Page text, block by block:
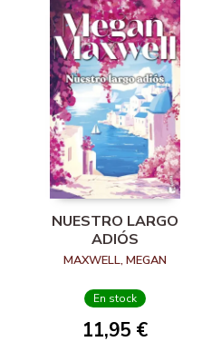
NUESTRO LARGO
ADIÓS
MAXWELL, MEGAN
En stock
11,95 €